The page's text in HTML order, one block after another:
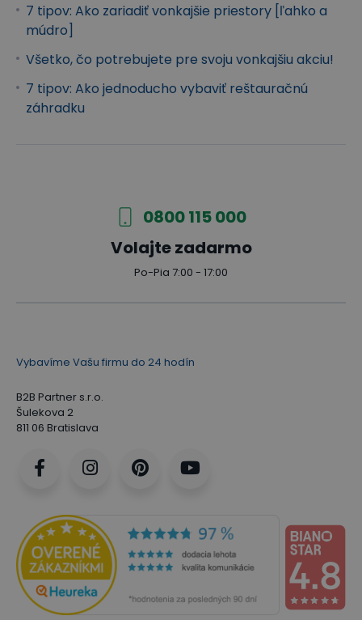
7 tipov: Ako zariadiť vonkajšie priestory [ľahko a
múdro]
Všetko, čo potrebujete pre svoju vonkajšiu akciu!
7 tipov: Ako jednoducho vybaviť reštauračnú
záhradku
0800 115 000
Volajte zadarmo
Po-Pia 7:00 - 17:00
Vybavíme Vašu firmu do 24 hodín
B2B Partner s.r.o.
Šulekova 2
811 06 Bratislava